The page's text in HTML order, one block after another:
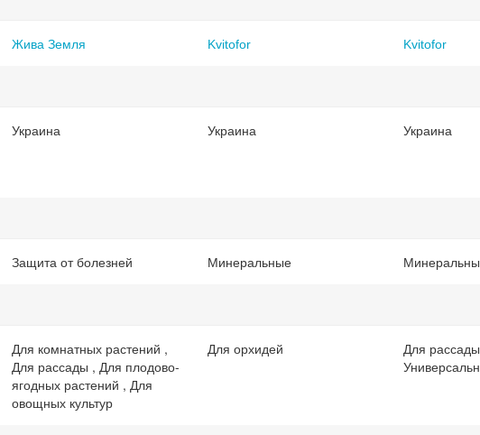
Жива Земля Kvitofor Kvitofor
Украина Украина Украина
Защита от болезней Минеральные
Для комнатных растений ,
Для рассады , Для плодово-
ягодных растений , Для
овощных культур
Для орхидей
Для